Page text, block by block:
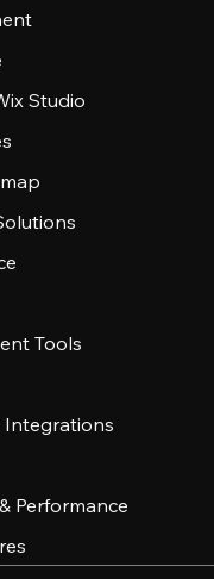
Studio
Tools
Integrations
Performance